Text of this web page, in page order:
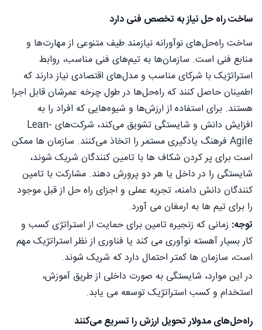
ساخت راه حل نیاز به تخصص فنی دارد
ساخت راه‌حل‌های نوآورانه نیازمند طیف متنوعی از مهارت‌ها و
منابع فنی است. سازمان‌ها به تیم‌های فنی مناسب، روابط
استراتژیک با شرکای مناسب و مدل‌های اقتصادی نیاز دارند که
اطمینان حاصل کنند که راه‌حل‌ها در طول چرخه عمرشان قابل اجرا
هستند. برای استفاده از ارزش‌ها و شیوه‌هایی که افراد را به
افزایش دانش و شایستگی تشویق می‌کند، شرکت‌های Lean-
Agile فرهنگ یادگیری مستمر را اتخاذ می‌کنند. سازمان ها ممکن
است برای پر کردن شکاف ها با تامین کنندگان شریک شوند،
شایستگی را در داخل یا هر دو پرورش دهند. مشارکت با تامین
کنندگان دانش دامنه، تجربه عملی و اجزای راه حل از قبل موجود
را برای تیم ها به ارمغان می آورد.
توجه: زمانی که زنجیره تامین برای حمایت از استراتژی کسب و
کار بسیار آهسته نوآوری می کند یا فناوری از نظر استراتژیک مهم
است، سازمان ها کمتر احتمال دارد که شریک شوند.
در این موارد، شایستگی به صورت داخلی از طریق آموزش،
استخدام و کسب استراتژیک توسعه می یابد.
راه‌حل‌های مدولار تحویل ارزش را تسریع می‌کنند